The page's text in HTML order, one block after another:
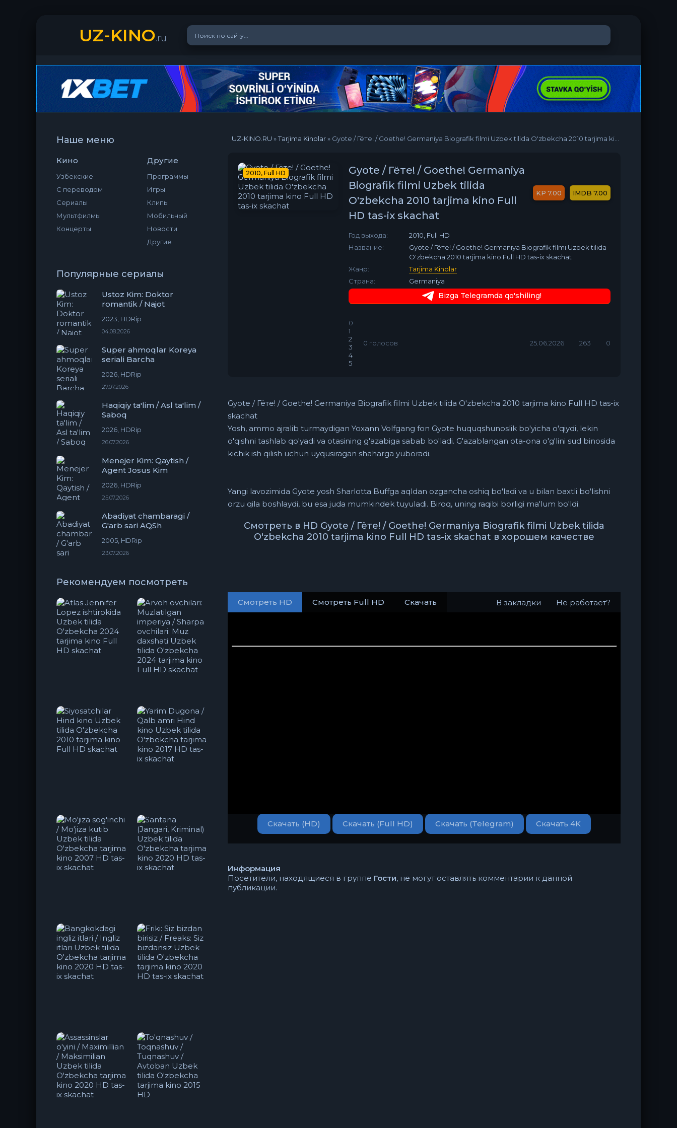
UZ-KINO.ru
Наше меню
Кино
Узбекские
С переводом
Сериалы
Мультфилмы
Концерты
Другие
Программы
Игры
Клипы
Мобильный
Новости
Другие
Популярные сериалы
Ustoz Kim: Doktor
romantik / Najot
2023, HDRip
04.08.2026
Super ahmoqlar Koreya
seriali Barcha
2026, HDRip
27.07.2026
Haqiqiy ta'lim / Asl ta'lim /
Saboq
2026, HDRip
26.07.2026
Menejer Kim: Qaytish /
Agent Josus Kim
2026, HDRip
25.07.2026
Abadiyat chambaragi /
G'arb sari AQSh
2005, HDRip
23.07.2026
Рекомендуем посмотреть
UZ-KINO.RU »Tarjima Kinolar» Gyote / Гёте! / Goethe! Germaniya Biografik filmi Uzbek tilida O'zbekcha 2010 tarjima kino Full HD tas-ix skachat
2010, Full HD
Gyote / Гёте! / Goethe! Germaniya
Biografik filmi Uzbek tilida
O'zbekcha 2010 tarjima kino Full
HD tas-ix skachat
7.00 7.00
Год выхода:
2010, Full HD
Название:
Gyote / Гёте! / Goethe! Germaniya Biografik filmi Uzbek tilida
O'zbekcha 2010 tarjima kino Full HD tas-ix skachat
Жанр:
Tarjima Kinolar
Страна:
Germaniya
Bizga Telegramda qo'shiling!
0
1
2
3
4
5
0 голосов 25.06.2026 263 0
Gyote / Гёте! / Goethe! Germaniya Biografik filmi Uzbek tilida O'zbekcha 2010 tarjima kino Full HD tas-ix
skachat
Yosh, ammo ajralib turmaydigan Yoxann Volfgang fon Gyote huquqshunoslik bo'yicha o'qiydi, lekin
o'qishni tashlab qo'yadi va otasining g'azabiga sabab bo'ladi. G'azablangan ota-ona o'g'lini sud binosida
kichik ish qilish uchun uyqusiragan shaharga yuboradi.
Yangi lavozimida Gyote yosh Sharlotta Buffga aqldan ozgancha oshiq bo'ladi va u bilan baxtli bo'lishni
orzu qila boshlaydi, bu esa juda mumkindek tuyuladi. Biroq, uning raqibi borligi ma'lum bo'ldi.
Смотреть в HD Gyote / Гёте! / Goethe! Germaniya Biografik filmi Uzbek tilida
O'zbekcha 2010 tarjima kino Full HD tas-ix skachat в хорошем качестве
Смотреть HD Смотреть Full HD Скачать В закладки Не работает?
Скачать (HD) Скачать (Full HD) Скачать (Telegram) Скачать 4K
Информация
Посетители, находящиеся в группе Гости, не могут оставлять комментарии к данной
публикации.